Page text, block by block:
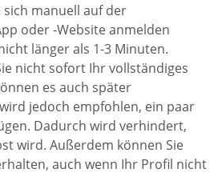
sich manuell auf der
oder -Website anmelden
länger als 1-3 Minuten.
nicht sofort Ihr vollständiges
es auch später
jedoch empfohlen, ein paar
Dadurch wird verhindert,
wird. Außerdem können Sie
auch wenn Ihr Profil nicht